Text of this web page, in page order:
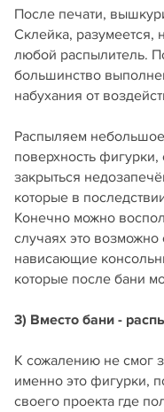
После печати,
Склейка, разумеется,
любой распылитель.
большинство
набухания от
Распыляем
поверхность
закрыться
которые в
Конечно можно
случаях это
нависающие
которые после бани
3) Вместо бани -
К сожалению не смог
именно это фигурки,
своего проекта где